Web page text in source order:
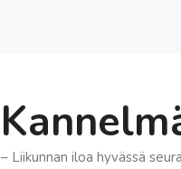
– Liikunnan iloa hyvässä